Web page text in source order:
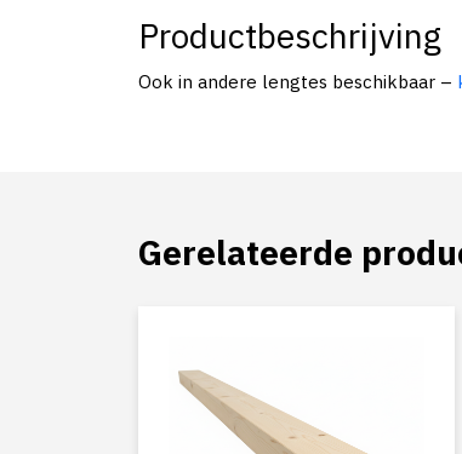
Productbeschrijving
Ook in andere lengtes beschikbaar –
Gerelateerde